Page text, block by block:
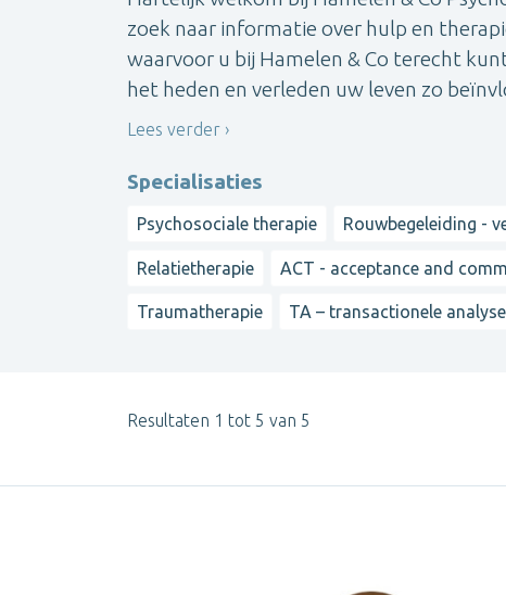
zoek naar informatie over hulp en
waarvoor u bij Hamelen & Co terecht
het heden en verleden uw leven zo
Lees verder
Specialisaties
Psychosociale therapie Rouwbegeleiding -
Relatietherapie ACT - acceptance and
Traumatherapie TA – transactionele analyse
Resultaten 1 tot 5 van 5